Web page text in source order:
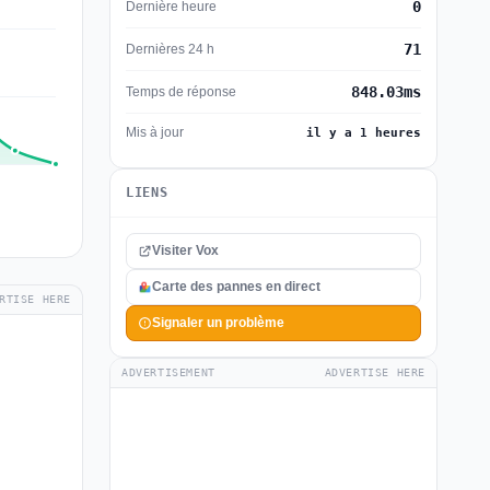
HERE
Dernière heure 0
Dernières 24 h 71
Temps de réponse 848.03ms
Mis à jour il y a 1 heures
LIENS
Visiter Vox
Carte des pannes en direct
Signaler un problème
ADVERTISEMENT ADVERTISE HERE